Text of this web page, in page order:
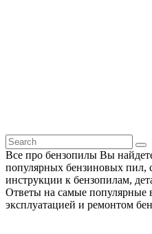
Все про бензопилы Вы
популярных бензиновых пил,
инструкции к бензопилам,
Ответы на самые популярные
эксплуатацией и ремонтом